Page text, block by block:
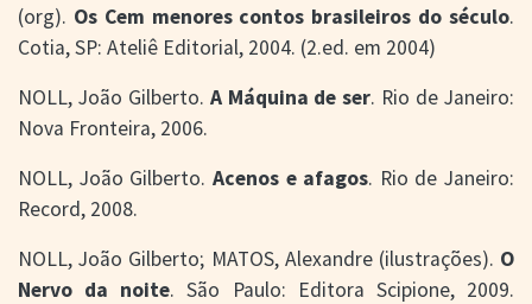
(org). Os Cem menores contos brasileiros do século.
Cotia, SP: Ateliê Editorial, 2004. (2.ed. em 2004)
NOLL, João Gilberto. A Máquina de ser. Rio de Janeiro:
Nova Fronteira, 2006.
NOLL, João Gilberto. Acenos e afagos. Rio de Janeiro:
Record, 2008.
NOLL, João Gilberto; MATOS, Alexandre (ilustrações). O
Nervo da noite. São Paulo: Editora Scipione, 2009.